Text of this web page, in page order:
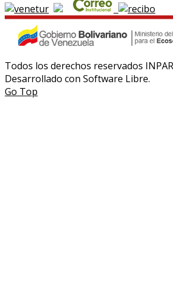
Todos los derechos reservados
Desarrollado con Software Libre.
Go Top